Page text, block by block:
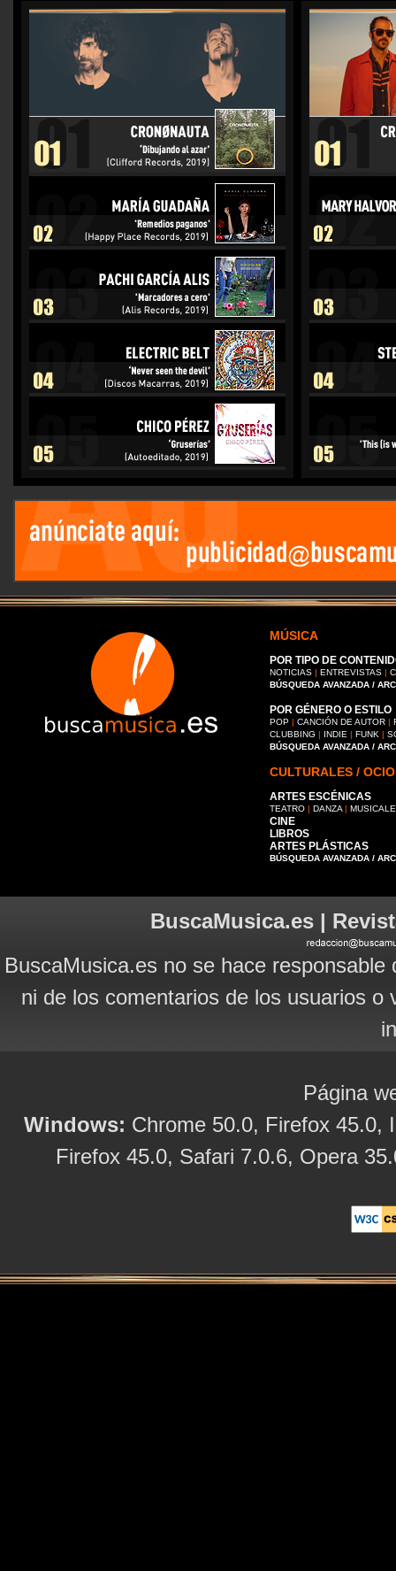
MÚSICA
POR TIPO DE
NOTICIAS | ENTREVISTAS |
BÚSQUEDA AVANZADA /
POR GÉNERO O ESTILO
POP | CANCIÓN DE AUTOR |
CLUBBING | INDIE | FUNK |
BÚSQUEDA AVANZADA /
CULTURALES / OCIO
ARTES ESCÉNICAS
TEATRO | DANZA |
CINE
LIBROS
ARTES PLÁSTICAS
BÚSQUEDA AVANZADA /
BuscaMusica.es |
BuscaMusica.es no se hace
ni de los comentarios de los usuarios
Página
Windows: Chrome 50.0, Firefox 45.0,
Firefox 45.0, Safari 7.0.6, Opera